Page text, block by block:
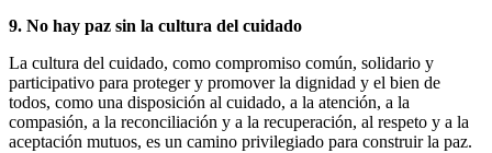
9. No hay paz sin la cultura del cuidado
La cultura del cuidado, como compromiso común, solidario y
participativo para proteger y promover la dignidad y el bien de
todos, como una disposición al cuidado, a la atención, a la
compasión, a la reconciliación y a la recuperación, al respeto y a la
aceptación mutuos, es un camino privilegiado para construir la paz.